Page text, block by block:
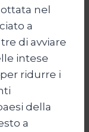
nel
a
di avviare
intese
ridurre i
della
a